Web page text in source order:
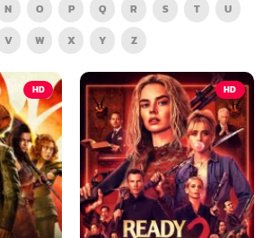
N O P Q R S T
U
V
W X Y Z
HD